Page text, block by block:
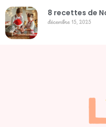
8 recettes de
décembre 15, 2025